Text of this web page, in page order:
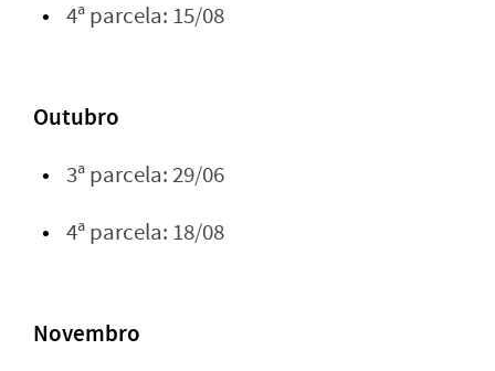
4ª parcela: 15/08
Outubro
3ª parcela: 29/06
4ª parcela: 18/08
Novembro